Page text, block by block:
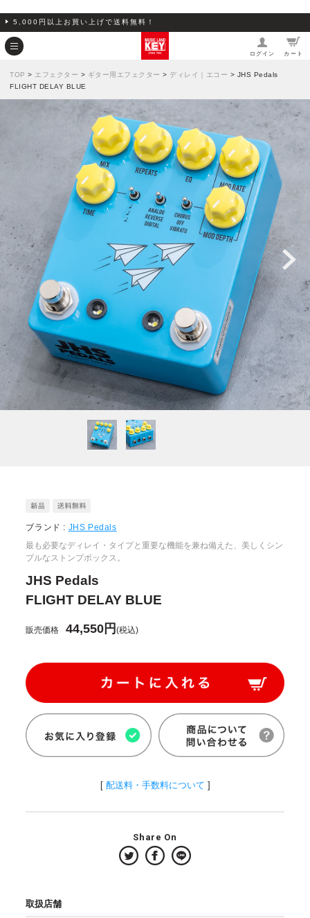
5,000円以上お買い上げで送料無料！
ログイン カート
TOP > エフェクター > ギター用エフェクター > ディレイ｜エコー > JHS Pedals
FLIGHT DELAY BLUE
ブランド : JHS Pedals
最も必要なディレイ・タイプと重要な機能を兼ね備えた、美しくシン
プルなストンプボックス。
JHS Pedals
FLIGHT DELAY BLUE
販売価格 44,550円(税込)
[ 配送料・手数料について ]
Share On
取扱店舗